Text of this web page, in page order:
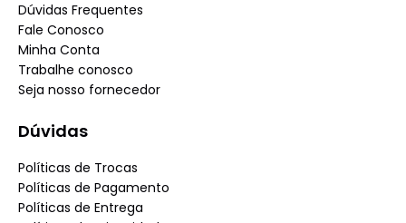
Dúvidas Frequentes
Fale Conosco
Minha Conta
Trabalhe conosco
Seja nosso fornecedor
Dúvidas
Políticas de Trocas
Políticas de Pagamento
Políticas de Entrega